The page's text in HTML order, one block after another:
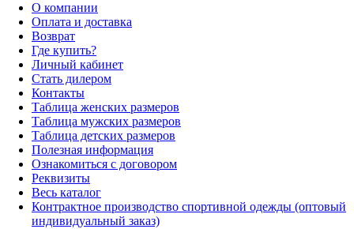
О компании
Оплата и доставка
Возврат
Где купить?
Личный кабинет
Стать дилером
Контакты
Таблица женских размеров
Таблица мужских размеров
Таблица детских размеров
Полезная информация
Ознакомиться с договором
Реквизиты
Весь каталог
Контрактное производство спортивной одежды (оптовый
индивидуальный заказ)